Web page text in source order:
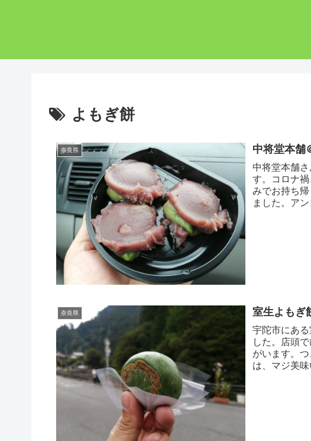
よもぎ餅
奈良県 中将堂本舗
中将堂本舗
す。コロナ
みでお持ち
ました。ア
奈良県 室生よも
宇陀市にあ
した。店頭
がいます。
は、マジ美味